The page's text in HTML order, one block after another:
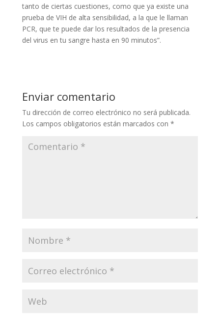
tanto de ciertas cuestiones, como que ya existe una
prueba de VIH de alta sensibilidad, a la que le llaman
PCR, que te puede dar los resultados de la presencia
del virus en tu sangre hasta en 90 minutos”.
Enviar comentario
Tu dirección de correo electrónico no será publicada.
Los campos obligatorios están marcados con *